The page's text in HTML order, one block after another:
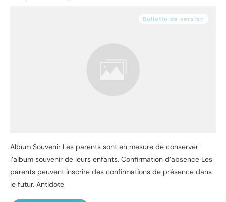
Bulletin de version
Album Souvenir Les parents sont en mesure de conserver
l’album souvenir de leurs enfants. Confirmation d’absence Les
parents peuvent inscrire des confirmations de présence dans
le futur. Antidote